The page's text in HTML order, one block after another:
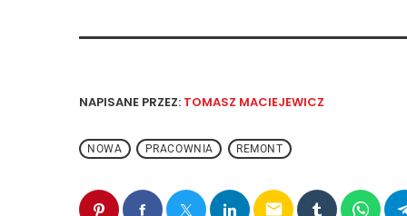
NAPISANE PRZEZ: TOMASZ MACIEJEWICZ
NOWA PRACOWNIA REMONT
email